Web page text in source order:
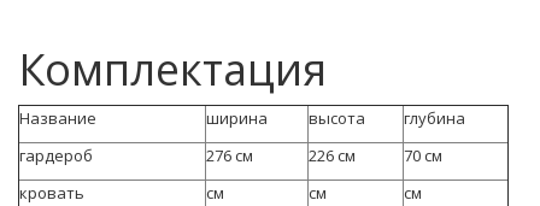
Комплектация
Название ширина высота
глубина
гардероб
276 см 226 см
70 см
кровать
см см
см